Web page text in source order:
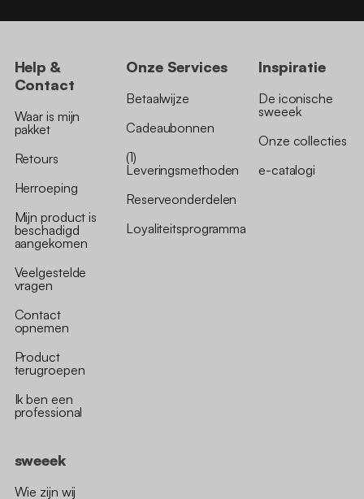
Help &
Contact
Waar is mijn
pakket
Retours
Herroeping
Mijn product is
beschadigd
aangekomen
Veelgestelde
vragen
Contact
opnemen
Product
terugroepen
Ik ben een
professional
Onze Services
Betaalwijze
Cadeaubonnen
(1)
Leveringsmethoden
Reserveonderdelen
Loyaliteitsprogramma
Inspiratie
De iconische
sweeek
Onze collecties
e-catalogi
sweeek
Wie zijn wij